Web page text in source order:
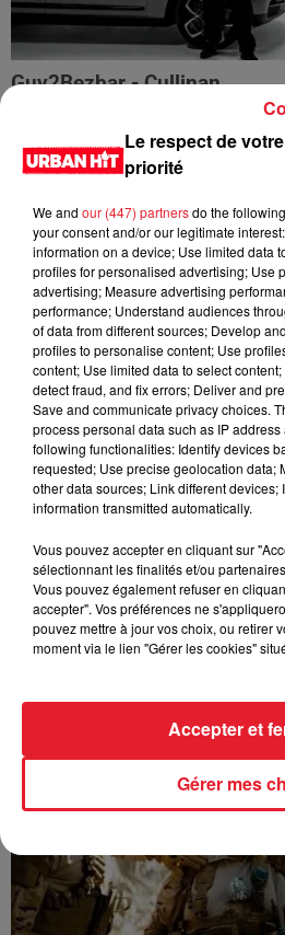
Guy2Bezbar - Cullinan
HIMRA, NINHO, NO PAIN NO
GUIZMO - T’CHALLA
Le respect de
priorité
We and our (447) partnersdo the
your consent and/or our legitimate
information on a device; Use limited data
profiles for personalised advertising; Use
advertising; Measure advertising
performance; Understand audiences
of data from different sources; Develop
profiles to personalise content; Use
content; Use limited data to select
detect fraud, and fix errors; Deliver and
Save and communicate privacy choices.
process personal data such as IP
following functionalities: Identify devices
requested; Use precise geolocation data;
other data sources; Link different devices;
information transmitted automatically.
Vous pouvez accepter en cliquant sur
sélectionnant les finalités et/ou
Vous pouvez également refuser en
accepter". Vos préférences ne
pouvez mettre à jour vos choix, ou retirer
moment via le lien "Gérer les cookies"
Gérer mes
Accepter et